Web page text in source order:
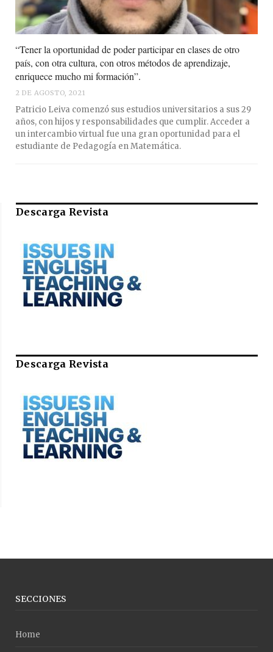
“Tener la oportunidad de poder participar en clases de otro
país, con otra cultura, con otros métodos de aprendizaje,
enriquece mucho mi formación”.
2 DE AGOSTO, 2021
Patricio Leiva comenzó sus estudios universitarios a sus 29
años, con hijos y responsabilidades que cumplir. Acceder a
un intercambio virtual fue una gran oportunidad para el
estudiante de Pedagogía en Matemática.
Descarga Revista
Descarga Revista
SECCIONES
Home